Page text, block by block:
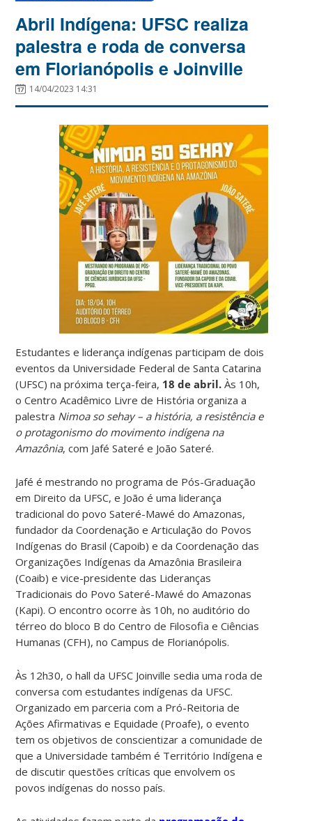
Abril Indígena: UFSC realiza
palestra e roda de conversa
em Florianópolis e Joinville
14/04/2023 14:31
Estudantes e liderança indígenas participam de dois
eventos da Universidade Federal de Santa Catarina
(UFSC) na próxima terça-feira, 18 de abril.Às 10h,
o Centro Acadêmico Livre de História organiza a
palestra Nimoa so sehay – a história, a resistência e
o protagonismo do movimento indígena na
Amazônia, com Jafé Sateré e João Sateré.
Jafé é mestrando no programa de Pós-Graduação
em Direito da UFSC, e João é uma liderança
tradicional do povo Sateré-Mawé do Amazonas,
fundador da Coordenação e Articulação do Povos
Indígenas do Brasil (Capoib) e da Coordenação das
Organizações Indígenas da Amazônia Brasileira
(Coaib) e vice-presidente das Lideranças
Tradicionais do Povo Sateré-Mawé do Amazonas
(Kapi). O encontro ocorre às 10h, no auditório do
térreo do bloco B do Centro de Filosofia e Ciências
Humanas (CFH), no Campus de Florianópolis.
Às 12h30, o hall da UFSC Joinville sedia uma roda de
conversa com estudantes indígenas da UFSC.
Organizado em parceria com a Pró-Reitoria de
Ações Afirmativas e Equidade (Proafe), o evento
tem os objetivos de conscientizar a comunidade de
que a Universidade também é Território Indígena e
de discutir questões críticas que envolvem os
povos indígenas do nosso país.